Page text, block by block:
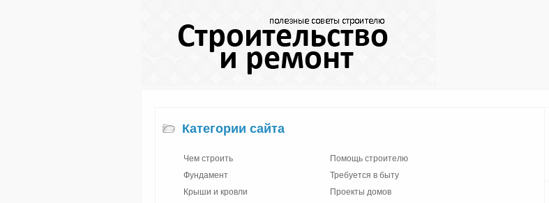
Категории сайта
Чем строить
Фундамент
Крыши и кровли
Помощь строителю
Требуется в быту
Проекты домов